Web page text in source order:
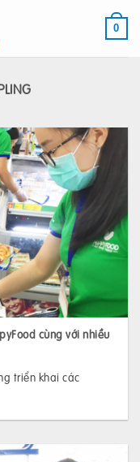
0
cùng với nhiều
triển khai các